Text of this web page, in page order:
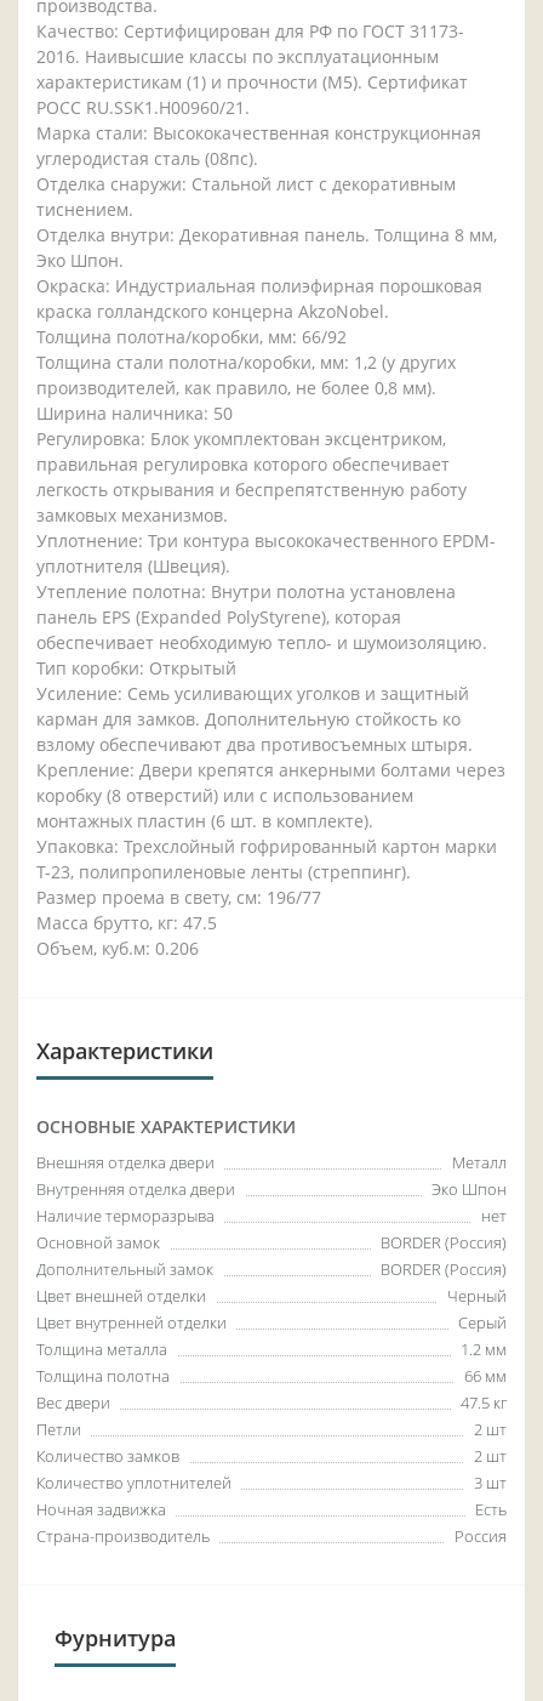
производства.
Качество: Сертифицирован для РФ по ГОСТ 31173-
2016. Наивысшие классы по эксплуатационным
характеристикам (1) и прочности (М5). Сертификат
POCC RU.SSK1.H00960/21.
Марка стали: Высококачественная конструкционная
углеродистая сталь (08пс).
Отделка снаружи: Стальной лист с декоративным
тиснением.
Отделка внутри: Декоративная панель. Толщина 8 мм,
Эко Шпон.
Окраска: Индустриальная полиэфирная порошковая
краска голландского концерна AkzoNobel.
Толщина полотна/коробки, мм: 66/92
Толщина стали полотна/коробки, мм: 1,2 (у других
производителей, как правило, не более 0,8 мм).
Ширина наличника: 50
Регулировка: Блок укомплектован эксцентриком,
правильная регулировка которого обеспечивает
легкость открывания и беспрепятственную работу
замковых механизмов.
Уплотнение: Три контура высококачественного EPDM-
уплотнителя (Швеция).
Утепление полотна: Внутри полотна установлена
панель EPS (Expanded PolyStyrene), которая
обеспечивает необходимую тепло- и шумоизоляцию.
Тип коробки: Открытый
Усиление: Семь усиливающих уголков и защитный
карман для замков. Дополнительную стойкость ко
взлому обеспечивают два противосъемных штыря.
Крепление: Двери крепятся анкерными болтами через
коробку (8 отверстий) или с использованием
монтажных пластин (6 шт. в комплекте).
Упаковка: Трехслойный гофрированный картон марки
Т-23, полипропиленовые ленты (стреппинг).
Размер проема в свету, см: 196/77
Масса брутто, кг: 47.5
Объем, куб.м: 0.206
Характеристики
ОСНОВНЫЕ ХАРАКТЕРИСТИКИ
Внешняя отделка двери
Металл
Внутренняя отделка двери
Эко Шпон
Наличие терморазрыва
нет
Основной замок
BORDER (Россия)
Дополнительный замок
BORDER (Россия)
Цвет внешней отделки
Черный
Цвет внутренней отделки
Серый
Толщина металла
1.2 мм
Толщина полотна
66 мм
Вес двери
47.5 кг
Петли
2 шт
Количество замков
2 шт
Количество уплотнителей
3 шт
Ночная задвижка
Есть
Страна-производитель
Россия
Фурнитура